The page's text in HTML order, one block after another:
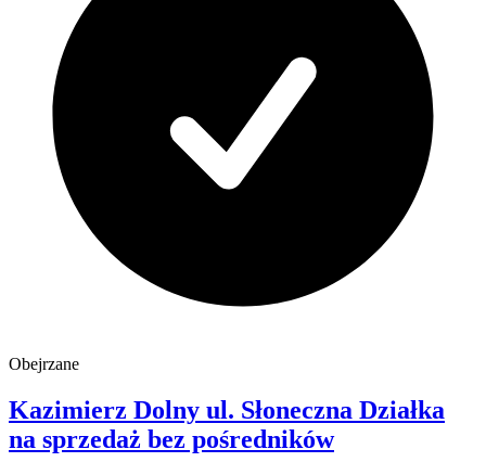
Obejrzane
Kazimierz Dolny ul. Słoneczna Działka
na sprzedaż bez pośredników